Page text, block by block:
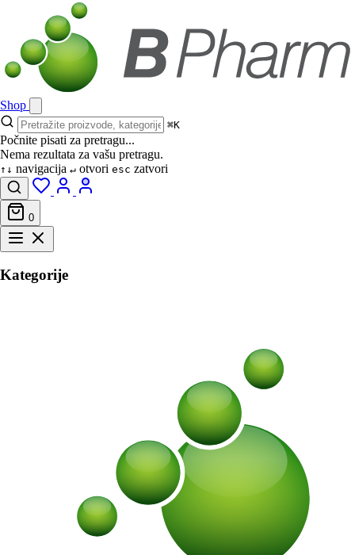
Shop
⌘K
Počnite pisati za pretragu...
Nema rezultata za vašu pretragu.
↑↓ navigacija ↵ otvori esc zatvori
0
Kategorije